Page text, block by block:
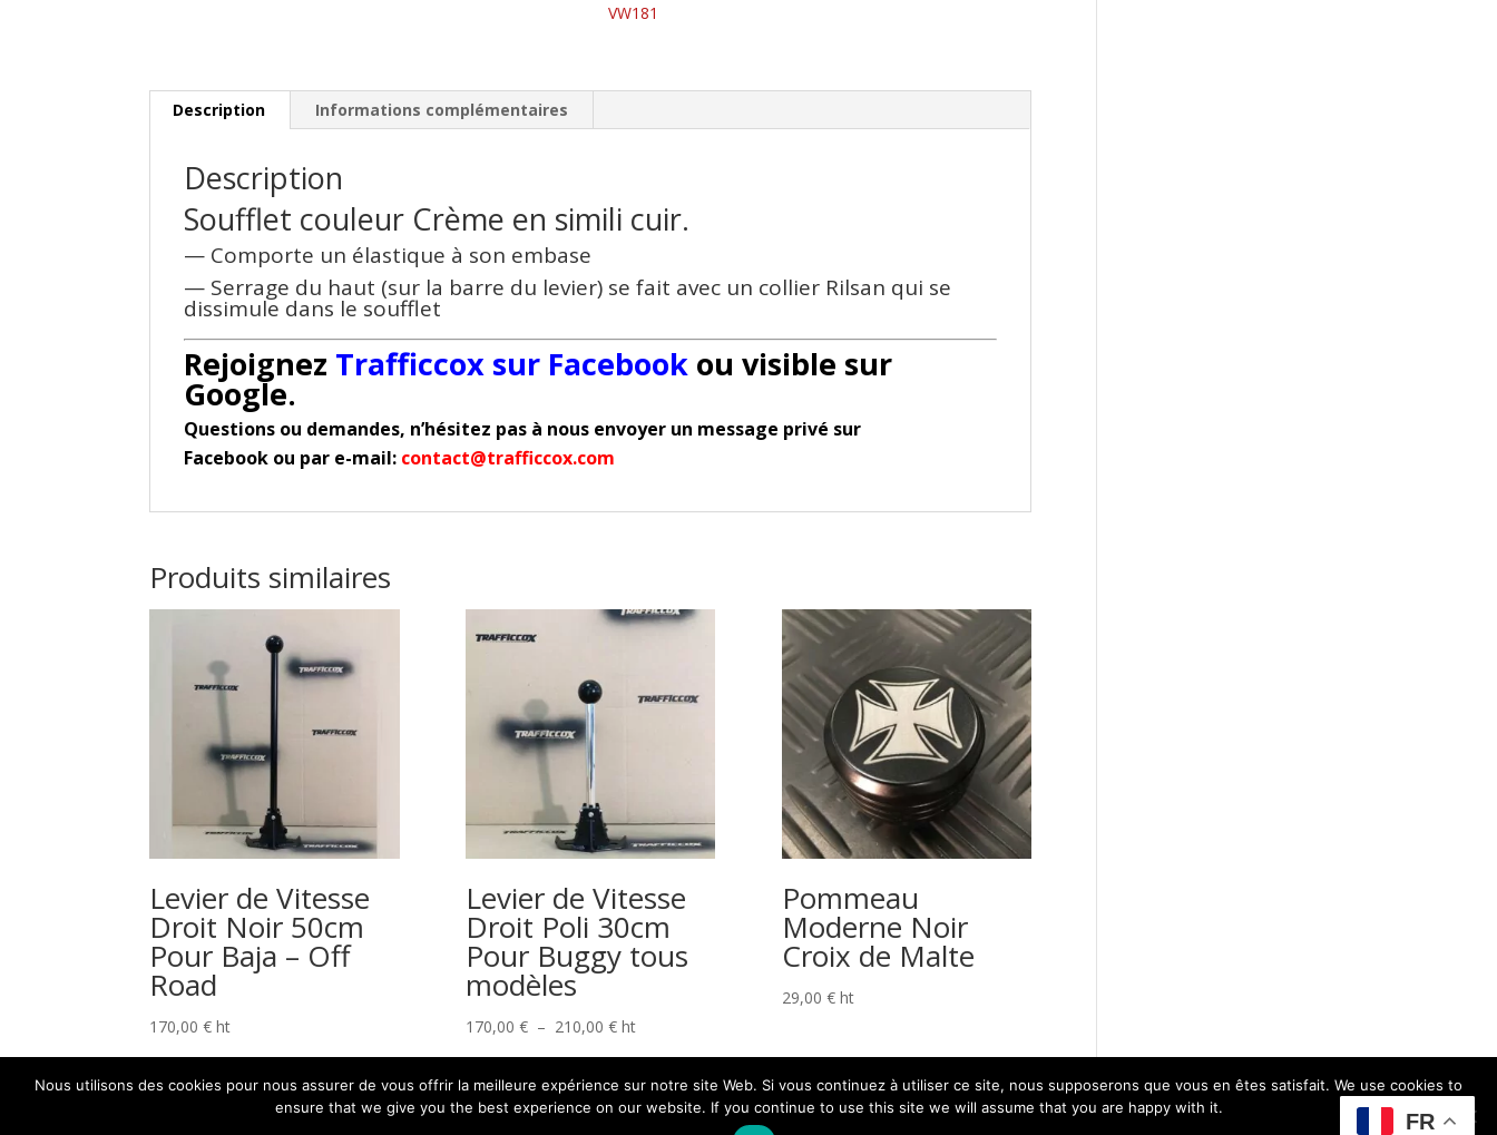
VW181
Description Informations complémentaires
Description
Soufflet couleur Crème en simili cuir.
— Comporte un élastique à son embase
— Serrage du haut (sur la barre du levier) se fait avec un collier Rilsan qui se
dissimule dans le soufflet
Rejoignez Trafficcox sur Facebook ou visible sur
Google.
Questions ou demandes, n’hésitez pas à nous envoyer un message privé sur
Facebook ou par e-mail: contact@trafficcox.com
Produits similaires
Levier de Vitesse
Droit Noir 50cm
Pour Baja – Off
Road
170,00€ ht
Levier de Vitesse
Droit Poli 30cm
Pour Buggy tous
modèles
170,00 € – 210,00 €Plage
prix :
170,00 €
ht
Pommeau
Moderne Noir
Croix de Malte
29,00 € ht
FR
Nous utilisons des cookies pour nous assurer de vous offrir la meilleure expérience sur notre site Web. Si vous continuez à utiliser ce site, nous supposerons que vous en êtes satisfait. We use cookies to
ensure that we give you the best experience on our website. If you continue to use this site we will assume that you are happy with it.